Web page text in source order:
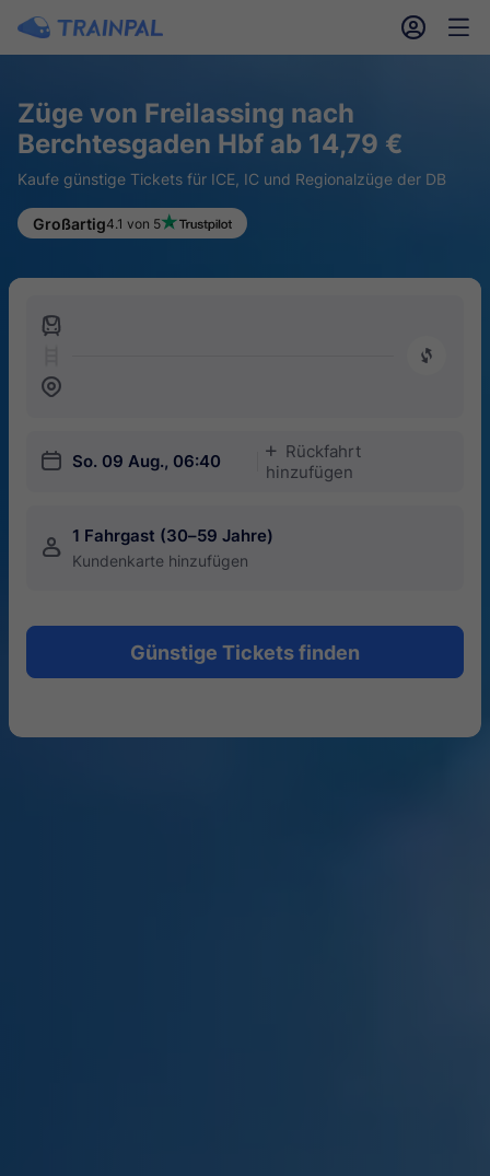
󱎓 󱒨
Züge von Freilassing nach
Berchtesgaden Hbf ab 14,79 €
Kaufe günstige Tickets für ICE, IC und Regionalzüge der DB
Großartig4.1 von 5
󱍉
󰿠
󱒣
󱎗 So. 09 Aug., 06:40
󱅇
Rückfahrt
hinzufügen
󱍂 1 Fahrgast (30–59 Jahre)
Kundenkarte hinzufügen
Günstige Tickets finden